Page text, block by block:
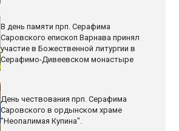
В день памяти прп. Серафима
Саровского епископ Варнава принял
участие в Божественной литургии в
Серафимо-Дивеевском монастыре
День чествования прп. Серафима
Саровского в ордынском храме
"Неопалимая Купина".